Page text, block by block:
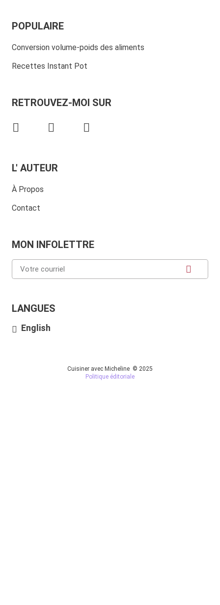
POPULAIRE
Conversion volume-poids des aliments
Recettes Instant Pot
RETROUVEZ-MOI SUR
L' AUTEUR
À Propos
Contact
MON INFOLETTRE
LANGUES
English
Cuisiner avec Micheline © 2025
Politique éditoriale